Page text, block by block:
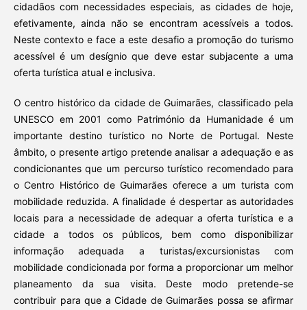
cidadãos com necessidades especiais, as cidades de hoje,
efetivamente, ainda não se encontram acessíveis a todos.
Neste contexto e face a este desafio a promoção do turismo
acessível é um desígnio que deve estar subjacente a uma
oferta turística atual e inclusiva.
O centro histórico da cidade de Guimarães, classificado pela
UNESCO em 2001 como Património da Humanidade é um
importante destino turístico no Norte de Portugal. Neste
âmbito, o presente artigo pretende analisar a adequação e as
condicionantes que um percurso turístico recomendado para
o Centro Histórico de Guimarães oferece a um turista com
mobilidade reduzida. A finalidade é despertar as autoridades
locais para a necessidade de adequar a oferta turística e a
cidade a todos os públicos, bem como disponibilizar
informação adequada a turistas/excursionistas com
mobilidade condicionada por forma a proporcionar um melhor
planeamento da sua visita. Deste modo pretende-se
contribuir para que a Cidade de Guimarães possa se afirmar